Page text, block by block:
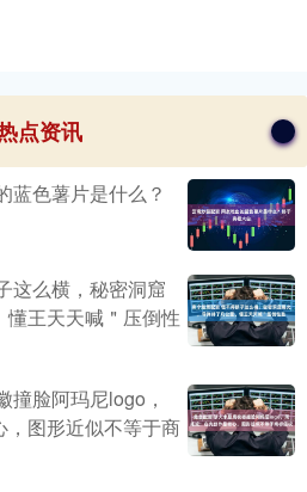
点资讯
蓝色薯片是什么？
这么横，秘密洞窟
王天天喊＂压倒性
撞脸阿玛尼logo，
，图形近似不等于商